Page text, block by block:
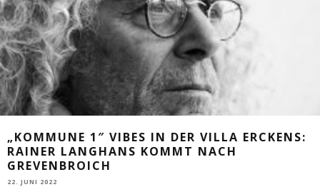
„KOMMUNE 1″ VIBES IN DER VILLA ERCKENS:
RAINER LANGHANS KOMMT NACH
GREVENBROICH
22. JUNI 2022